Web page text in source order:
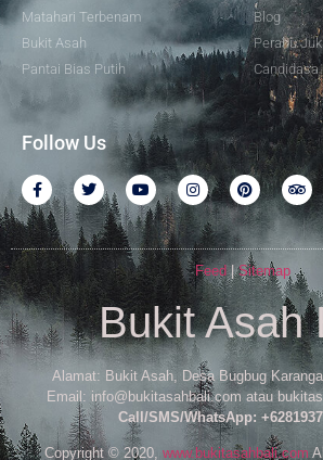
Matahari Terbenam
Bukit Asah
Pantai Bias Putih
Blog
Perahu
Candidasa
Follow Us
Feed|Sitemap
Bukit Asah
Alamat: Bukit Asah, Desa Bugbug
Email: info@bukitasahbali.com atau
Call/SMS/WhatsApp:
Copyright © 2020, www.bukitasahbali.com